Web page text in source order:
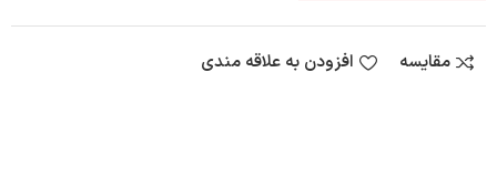
مقایسه افزودن به علاقه مندی